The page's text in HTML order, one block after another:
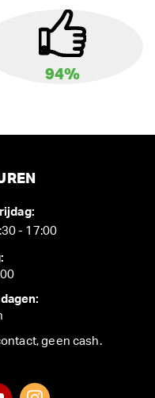
94%
- 17:00
geen cash.